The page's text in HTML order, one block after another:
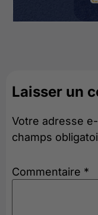
Laisser un
Votre adresse
champs
Commentaire *